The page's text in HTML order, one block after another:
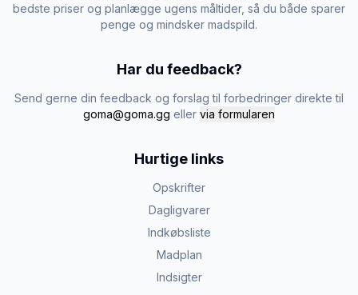
bedste priser og planlægge ugens måltider, så du både sparer
penge og mindsker madspild.
Har du feedback?
Send gerne din feedback og forslag til forbedringer direkte til
goma@goma.gg eller via formularen
Hurtige links
Opskrifter
Dagligvarer
Indkøbsliste
Madplan
Indsigter